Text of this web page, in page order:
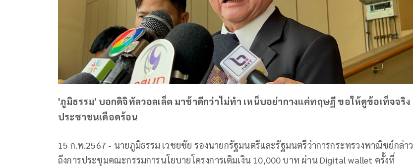
'ภูมิธรรม' บอกดิจิทัลวอลเล็ต มาช้าดีกว่าไม่ทำ เหน็บอย่ากางแค่ทฤษฎี ขอให้ดูข้อเท็จจริง
ประชาชนเดือดร้อน
15 ก.พ.2567 - นายภูมิธรรม เวชยชัย รองนายกรัฐมนตรีและรัฐมนตรีว่าการกระทรวงพาณิชย์กล่าว
ถึงการประชุมคณะกรรมการนโยบายโครงการเติมเงิน 10,000 บาท ผ่าน Digital wallet ครั้งที่